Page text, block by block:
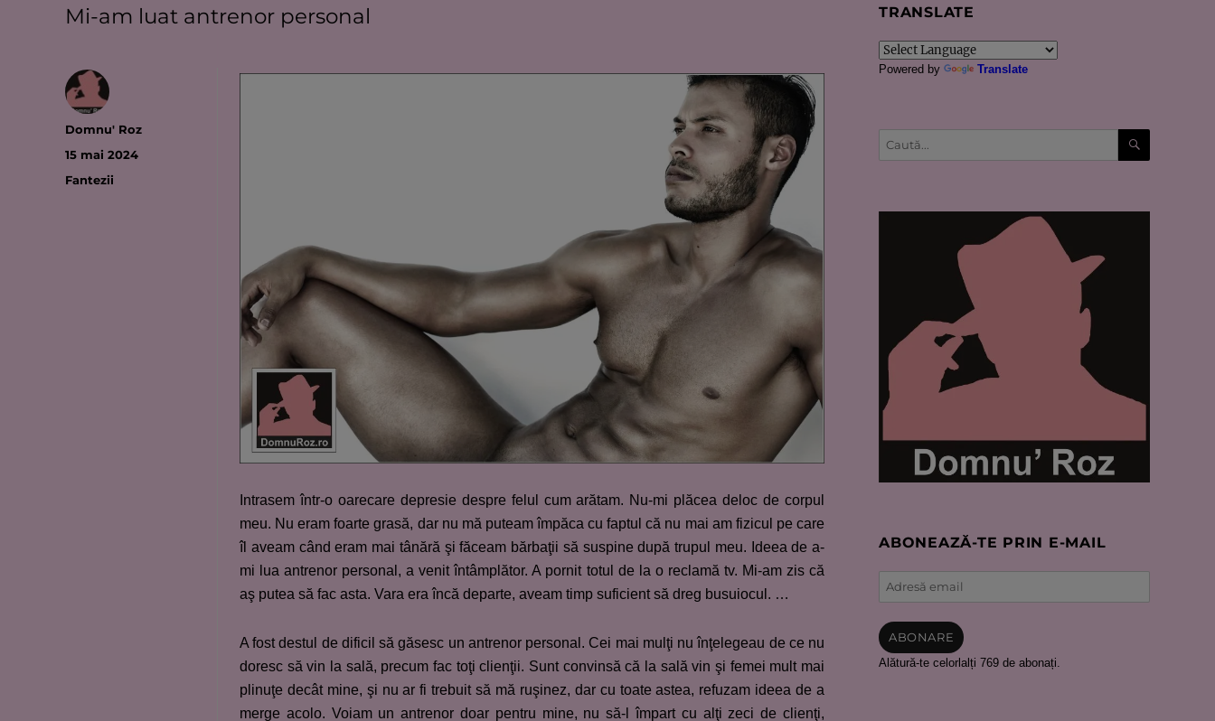
Mi-am luat antrenor personal
Intrasem într-o oarecare depresie despre felul cum arătam. Nu-mi plăcea deloc de corpul
meu. Nu eram foarte grasă, dar nu mă puteam împăca cu faptul că nu mai am fizicul pe care
îl aveam când eram mai tânără şi făceam bărbaţii să suspine după trupul meu. Ideea de a-
mi lua antrenor personal, a venit întâmplător. A pornit totul de la o reclamă tv. Mi-am zis că
aş putea să fac asta. Vara era încă departe, aveam timp suficient să dreg busuiocul. …
A fost destul de dificil să găsesc un antrenor personal. Cei mai mulţi nu înţelegeau de ce nu
doresc să vin la sală, precum fac toţi clienţii. Sunt convinsă că la sală vin şi femei mult mai
plinuţe decât mine, şi nu ar fi trebuit să mă ruşinez, dar cu toate astea, refuzam ideea de a
merge acolo. Voiam un antrenor doar pentru mine, nu să-l împart cu alţi zeci de clienţi,
Autor
Domnu' Roz
Publicat
15 mai 2024
Categorii
Fantezii
TRANSLATE
Powered by Translate
Caută
după:
CĂUTARE
ABONEAZĂ-TE PRIN E-MAIL
Adresă
email
ABONARE
Alătură-te celorlalți 769 de abonați.